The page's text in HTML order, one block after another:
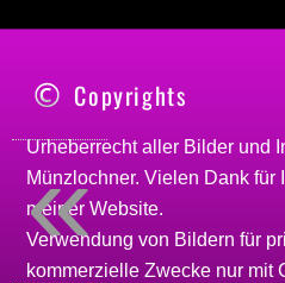
Copyrights
Urheberrecht aller Bilder und
Münzlochner. Vielen Dank für
meinerWebsite.
Verwendung von Bildern für
kommerzielle Zwecke nur mit
«